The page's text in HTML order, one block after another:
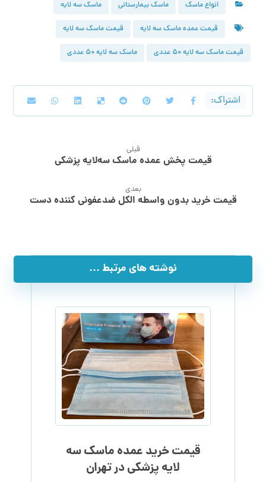
انواع ماسک ماسک بیمارستانی ماسک سه لایه
قیمت عمده ماسک سه لایه قیمت ماسک سه لایه
قیمت ماسک سه لایه 50 عددی ماسک سه لایه 50 عددی
قبلی
قیمت پخش عمده ماسک سه‌لایه پزشکی
بعدی
قیمت خرید بدون واسطه الکل ضدعفونی کننده دست
نوشته های مرتبط ...
قیمت خرید عمده ماسک سه
لایه پزشکی در تهران